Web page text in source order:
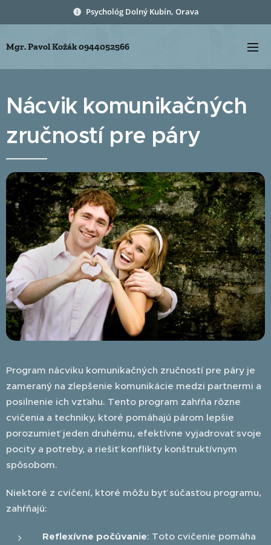
Psychológ Dolný Kubín, Orava
Mgr. PavolKožák 0944052566
Nácvik komunikačných
zručností pre páry
Program nácviku komunikačných zručností pre páry je
zameraný na zlepšenie komunikácie medzi partnermi a
posilnenie ich vzťahu. Tento program zahŕňa rôzne
cvičenia a techniky, ktoré pomáhajú párom lepšie
porozumieť jeden druhému, efektívne vyjadrovať svoje
pocity a potreby, a riešiť konflikty konštruktívnym
spôsobom.
Niektoré z cvičení, ktoré môžu byť súčasťou programu,
zahŕňajú:
Reflexívne počúvanie: Toto cvičenie pomáha